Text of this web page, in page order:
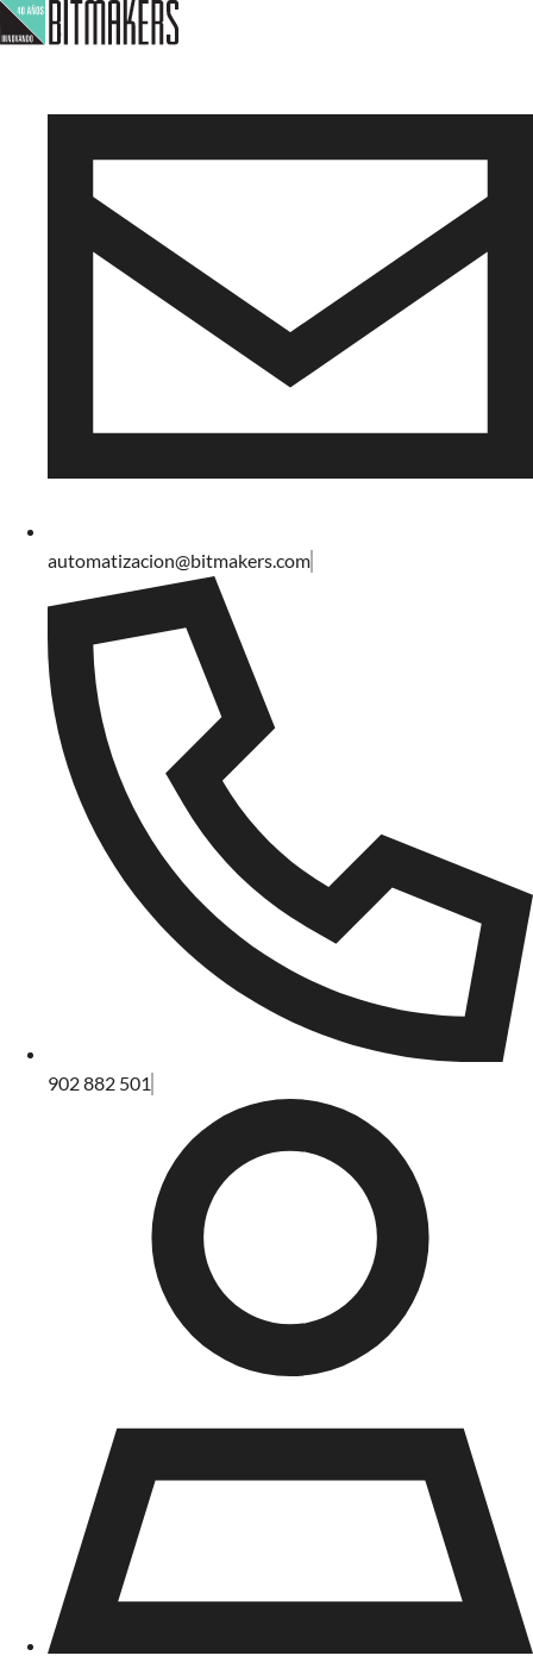
automatizacion@bitmakers.com
902 882 501